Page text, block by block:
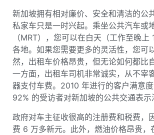
新加坡拥有相对廉价、安全和清洁的公
私家车只是一时兴起。乘坐公共汽车或
（MRT），您可以在白天（工作至晚上
各地。如果您需要更多的灵活性，您可
然，出租车价格昂贵，但无论如何都比
一方面，出租车司机非常诚实，从不宰
器支付车费。2010 年进行的客户满意
92% 的受访者对新加坡的公共交通表示
政府对车主征收很高的注册费和税费，
费 6 万多新元。此外，燃油价格昂贵，